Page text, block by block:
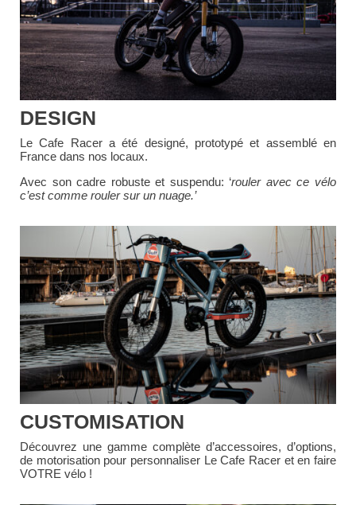
DESIGN
Le Cafe Racer a été designé, prototypé et assemblé en
France dans nos locaux.
Avec son cadre robuste et suspendu: ‘rouler avec ce vélo
c’est comme rouler sur un nuage.’
CUSTOMISATION
Découvrez une gamme complète d’accessoires, d’options,
de motorisation pour personnaliser Le Cafe Racer et en faire
VOTRE vélo !